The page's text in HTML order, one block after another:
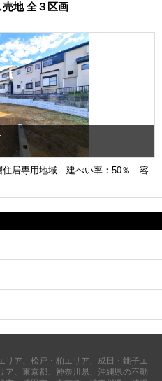
地 全３区画
住居専用地域 建ぺい率：50％ 容
リア、松戸・柏エリア、成田・銚子エ
ア、東京都、神奈川県、沖縄県の不動